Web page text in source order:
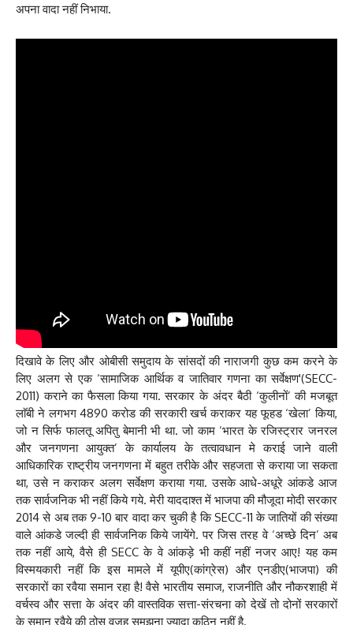
अपना वादा नहीं निभाया.
दिखावे के लिए और ओबीसी समुदाय के सांसदों की नाराजगी कुछ कम करने के
लिए अलग से एक ‘सामाजिक आर्थिक व जातिवार गणना का सर्वेक्षण'(SECC-
2011) कराने का फैसला किया गया. सरकार के अंदर बैठी ‘कुलीनों’ की मजबूत
लाॅबी ने लगभग 4890 करोड की सरकारी खर्च कराकर यह फूहड ‘खेला’ किया,
जो न सिर्फ फालतू अपितु बेमानी भी था. जो काम ‘भारत के रजिस्ट्रार जनरल
और जनगणना आयुक्त’ के कार्यालय के तत्वावधान मे कराई जाने वाली
आधिकारिक राष्ट्रीय जनगणना में बहुत तरीके और सहजता से कराया जा सकता
था, उसे न कराकर अलग सर्वेक्षण कराया गया. उसके आधे-अधूरे आंकडे आज
तक सार्वजनिक भी नहीं किये गये. मेरी याददाश्त में भाजपा की मौजूदा मोदी सरकार
2014 से अब तक 9-10 बार वादा कर चुकी है कि SECC-11 के जातियों की संख्या
वाले आंकडे जल्दी ही सार्वजनिक किये जायेंगे. पर जिस तरह वे ‘अच्छे दिन’ अब
तक नहीं आये, वैसे ही SECC के वे आंकड़े भी कहीं नहीं नजर आए! यह कम
विस्मयकारी नहीं कि इस मामले में यूपीए(कांग्रेस) और एनडीए(भाजपा) की
सरकारों का रवैया समान रहा है! वैसे भारतीय समाज, राजनीति और नौकरशाही में
वर्चस्व और सत्ता के अंदर की वास्तविक सत्ता-संरचना को देखें तो दोनों सरकारों
के समान रवैये की ठोस वजह समझना ज्यादा कठिन नहीं है.